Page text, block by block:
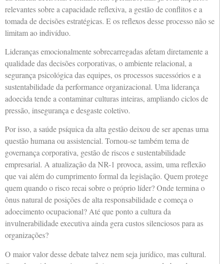
relevantes sobre a capacidade reflexiva, a gestão de conflitos e a
tomada de decisões estratégicas. E os reflexos desse processo não se
limitam ao indivíduo.
Lideranças emocionalmente sobrecarregadas afetam diretamente a
qualidade das decisões corporativas, o ambiente relacional, a
segurança psicológica das equipes, os processos sucessórios e a
sustentabilidade da performance organizacional. Uma liderança
adoecida tende a contaminar culturas inteiras, ampliando ciclos de
pressão, insegurança e desgaste coletivo.
Por isso, a saúde psíquica da alta gestão deixou de ser apenas uma
questão humana ou assistencial. Tornou-se também tema de
governança corporativa, gestão de riscos e sustentabilidade
empresarial. A atualização da NR-1 provoca, assim, uma reflexão
que vai além do cumprimento formal da legislação. Quem protege
quem quando o risco recai sobre o próprio líder? Onde termina o
ônus natural de posições de alta responsabilidade e começa o
adoecimento ocupacional? Até que ponto a cultura da
invulnerabilidade executiva ainda gera custos silenciosos para as
organizações?
O maior valor desse debate talvez nem seja jurídico, mas cultural.